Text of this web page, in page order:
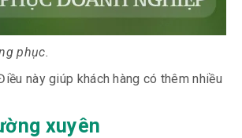
phục.
này giúp khách hàng có thêm nhiều
xuyên